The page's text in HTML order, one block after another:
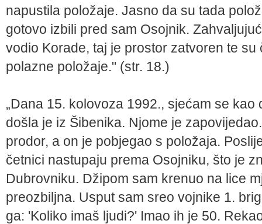
napustila položaje. Jasno da su tada
gotovo izbili pred sam Osojnik.
vodio Korade, taj je prostor zatvoren te
polazne položaje." (str. 18.)
„Dana 15. kolovoza 1992., sjećam se
došla je iz Šibenika. Njome je
prodor, a on je pobjegao s položaja.
četnici nastupaju prema Osojniku, što je
Dubrovniku. Džipom sam krenuo na lice
preozbiljna. Usput sam sreo vojnike 1.
ga: 'Koliko imaš ljudi?' Imao ih je 50.